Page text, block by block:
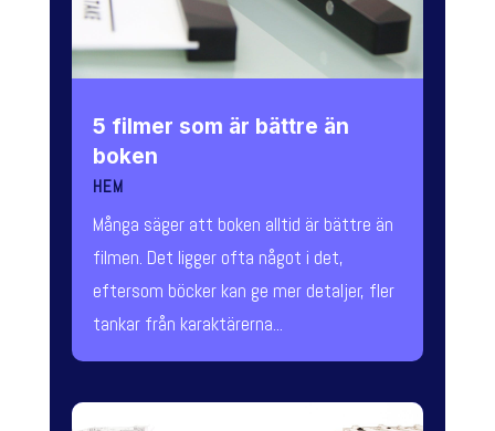
5 filmer som är bättre än
boken
HEM
Många säger att boken alltid är bättre än
filmen. Det ligger ofta något i det,
eftersom böcker kan ge mer detaljer, fler
tankar från karaktärerna...